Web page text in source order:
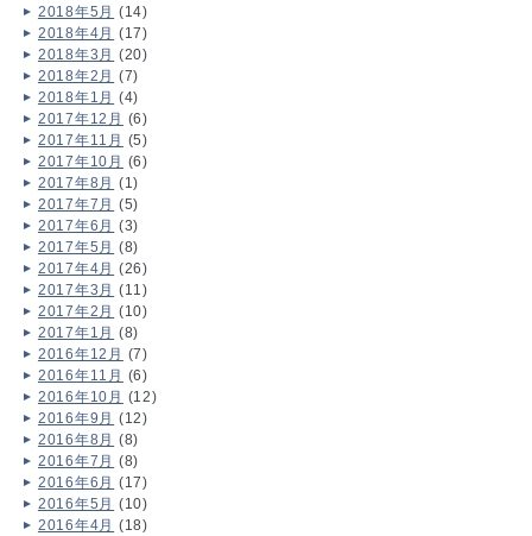
2018年5月 (14)
2018年4月 (17)
2018年3月 (20)
2018年2月 (7)
2018年1月 (4)
2017年12月 (6)
2017年11月 (5)
2017年10月 (6)
2017年8月 (1)
2017年7月 (5)
2017年6月 (3)
2017年5月 (8)
2017年4月 (26)
2017年3月 (11)
2017年2月 (10)
2017年1月 (8)
2016年12月 (7)
2016年11月 (6)
2016年10月 (12)
2016年9月 (12)
2016年8月 (8)
2016年7月 (8)
2016年6月 (17)
2016年5月 (10)
2016年4月 (18)